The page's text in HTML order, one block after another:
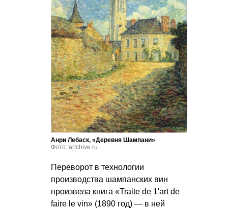
Анри Лебаск, «Деревня Шампани»
Фото: artchive.ru
Переворот в технологии
производства шампанских вин
произвела книга «Traite de 1'art de
faire le vin» (1890 год) — в ней